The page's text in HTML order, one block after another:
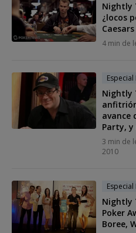
Nightly
¿locos
4 min de
Nightly
avance
Party, y
3 min de
2010
Nightly
Poker
Boree,